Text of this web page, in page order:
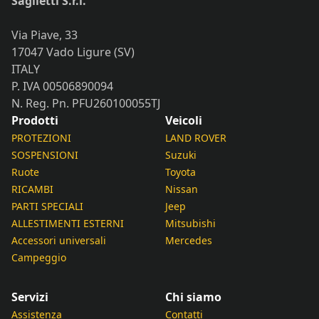
Via Piave, 33
17047 Vado Ligure (SV)
ITALY
P. IVA 00506890094
N. Reg. Pn. PFU260100055TJ
Prodotti
PROTEZIONI
SOSPENSIONI
Ruote
RICAMBI
PARTI SPECIALI
ALLESTIMENTI ESTERNI
Accessori universali
Campeggio
Veicoli
LAND ROVER
Suzuki
Toyota
Nissan
Jeep
Mitsubishi
Mercedes
Servizi
Assistenza
Chi siamo
Contatti